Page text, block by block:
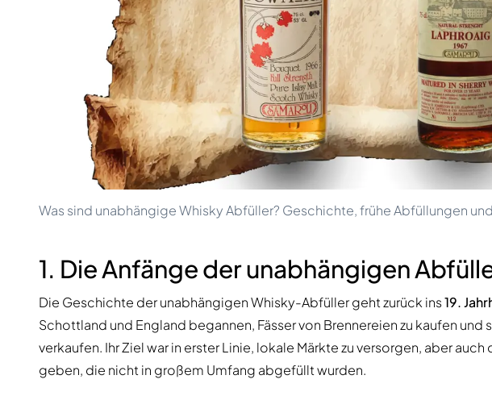
200-500€
Kommende Veröffentlichungen
Kollektionen
Kundenfavoriten
Rar & Sammlerstück
Limitierte Auflagen
Geschlossene Brennerei
Rauchiger Whisky
Süßer Whisky
Diplomatico
Don Julio
Gin Mare
Mangabeiras
Hennessy
Martell
Monkey 47
Remy Martin
Ron Zacapa
Was sind unabhängige Whisky Abfüller? Geschichte, frühe Abfüllungen
1. Die Anfänge der unabhängigen
Die Geschichte der unabhängigen Whisky-Abfüller geht zurück ins19.
Schottland und England begannen, Fässer von Brennereien zu kaufen und
verkaufen. Ihr Ziel war in erster Linie, lokale Märkte zu versorgen, aber auch
geben, die nicht in großem Umfang abgefüllt wurden.